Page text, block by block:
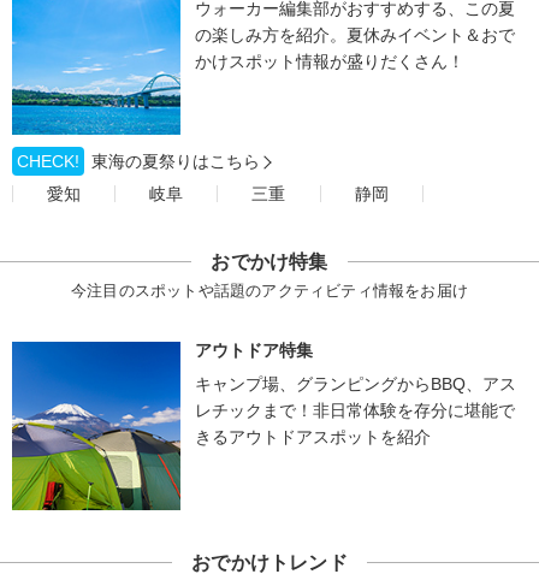
ウォーカー編集部がおすすめする、この夏
の楽しみ方を紹介。夏休みイベント＆おで
かけスポット情報が盛りだくさん！
CHECK!
東海の夏祭りはこちら
愛知
岐阜 三重 静岡
おでかけ特集
今注目のスポットや話題のアクティビティ情報をお届け
アウトドア特集
キャンプ場、グランピングからBBQ、アス
レチックまで！非日常体験を存分に堪能で
きるアウトドアスポットを紹介
おでかけトレンド